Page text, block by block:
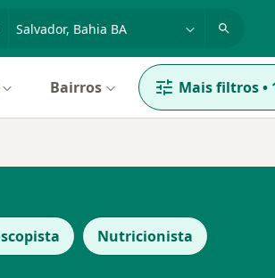
Bairros Mais filtros•
Nutricionista